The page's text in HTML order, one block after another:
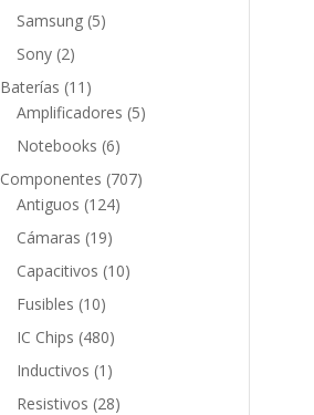
producto
Samsung 55
Sony 22
productos
Baterías 11 11
productos
Amplificadores 55
Notebooks 66
productos
Componentes 707707
Antiguos 124124
Cámaras 1919
productos
Capacitivos 1010
Fusibles 1010
productos
IC Chips 480480
productos
Inductivos 1 1
producto
Resistivos 2828